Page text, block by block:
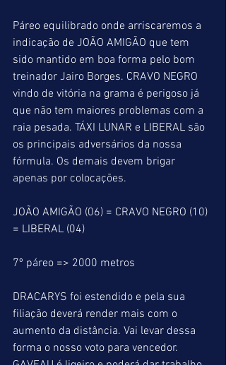
Páreo equilibrado onde arriscaremos a
indicação de JOÃO AMIGÃO que tem
sido mantido em boa forma pelo bom
treinador Jairo Borges. CRAVO NEGRO
vindo de vitória na grama é perigoso já
que não tem maiores problemas com a
raia pesada. TÁXI LUNAR e LIBERAL são
os principais adversários da nossa
fórmula. Os demais devem brigar
apenas por colocações.
JOÃO AMIGÃO (06) = CRAVO NEGRO (10)
= LIBERAL (04)
7º páreo => 2000 metros
DRACARYS foi estendido e pela sua
filiação deverá render mais com o
aumento da distância. Vai levar dessa
forma o nosso voto para vencedor.